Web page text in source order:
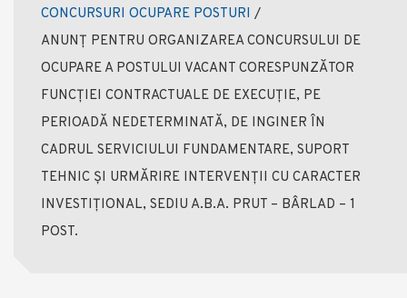
CONCURSURI OCUPARE POSTURI /
ANUNȚ PENTRU ORGANIZAREA CONCURSULUI DE
OCUPARE A POSTULUI VACANT CORESPUNZĂTOR
FUNCȚIEI CONTRACTUALE DE EXECUȚIE, PE
PERIOADĂ NEDETERMINATĂ, DE INGINER ÎN
CADRUL SERVICIULUI FUNDAMENTARE, SUPORT
TEHNIC ȘI URMĂRIRE INTERVENȚII CU CARACTER
INVESTIȚIONAL, SEDIU A.B.A. PRUT – BÂRLAD – 1
POST.